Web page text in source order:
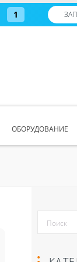
1
ОБОРУДОВАНИЕ